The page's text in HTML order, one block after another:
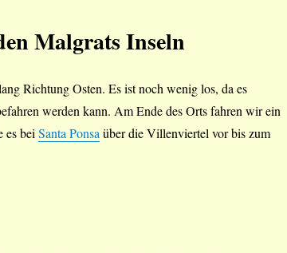
Malgrats Inseln
Richtung Osten. Es ist noch wenig los, da es
werden kann. Am Ende des Orts fahren wir ein
es beiSanta Ponsaüber die Villenviertel vor bis zum